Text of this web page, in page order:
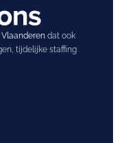
Vlaanderendat ook
tijdelijke staffing